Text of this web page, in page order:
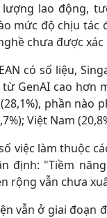
lượng lao động,
mức độ chịu tác
chưa được xác
có số liệu,
GenAI cao hơn
phần nào
Việt Nam
việc làm thuộc
định: "Tiềm
rộng vẫn chưa
vẫn ở giai đoạn